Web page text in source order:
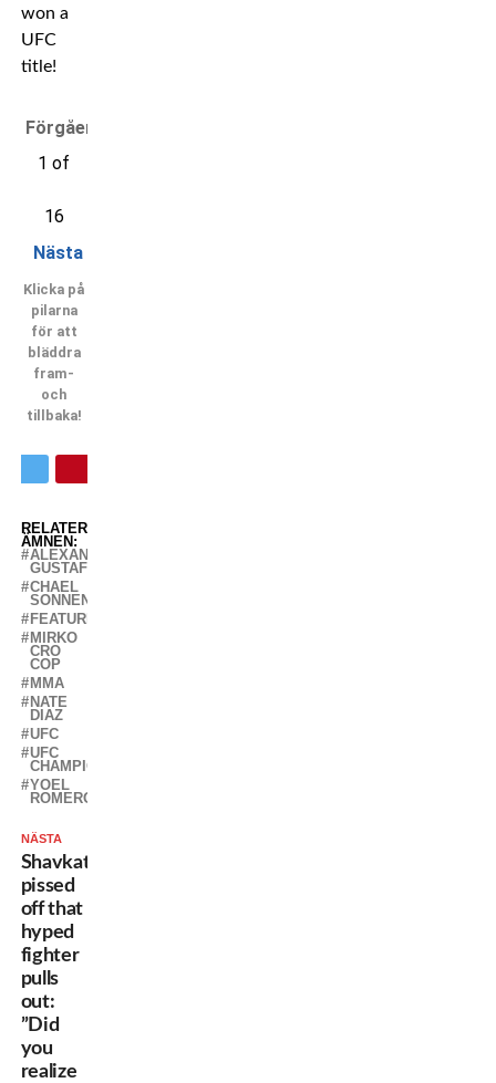
won a
UFC
title!
Förgående
1 of
16
Nästa
Klicka på
pilarna
för att
bläddra
fram-
och
tillbaka!
RELATERADE
ÄMNEN:
ALEXANDER
GUSTAFSSON
CHAEL
SONNEN
FEATURED
MIRKO
CRO
COP
MMA
NATE
DIAZ
UFC
UFC
CHAMPIONS
YOEL
ROMERO
NÄSTA
Shavkat
pissed
off that
hyped
fighter
pulls
out:
”Did
you
realize